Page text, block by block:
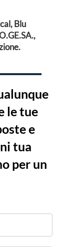
Blu
le tue
e
tua
per un